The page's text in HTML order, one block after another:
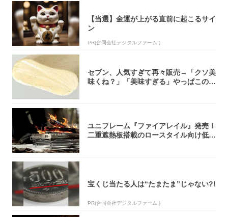
【当選】金運が上がる直前に起こるサイ
ン
PR(合同会社デジタルファーム )
セブン、人気すぎて再々販売→「クソ美
味くね？」「美味すぎる」やっぱこのク
ユニフレーム『ファイアレイル』発売！
二重遮熱板搭載のロースタイル向け低型
宝くじ当たる人は“たまたま”じゃない?!
PR(合同会社デジタルファーム )